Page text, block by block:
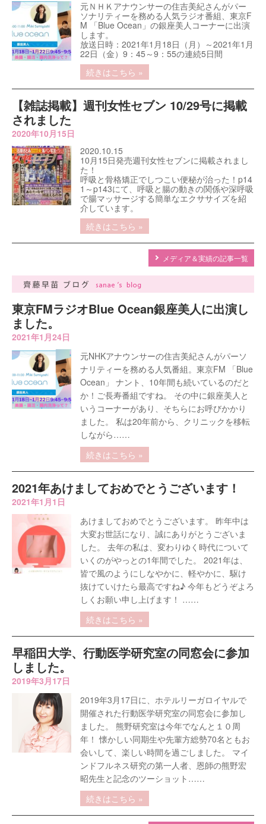
元ＮＨＫアナウンサーの住吉美紀さんがパー
ソナリティーを務める人気ラジオ番組、東京F
M 「Blue Ocean」の銀座美人コーナーに出演
します。
放送日時：2021年1月18日（月）～2021年1月
22日（金）9：45～9：55の連続5日間
続きはこちら »
【雑誌掲載】週刊女性セブン 10/29号に掲載
されました
2020年10月15日
2020.10.15
10月15日発売週刊女性セブンに掲載されまし
た！
呼吸と骨格矯正でしつこい便秘が治った！p14
1～p143にて、呼吸と腸の動きの関係や深呼吸
で腸マッサージする簡単なエクササイズを紹
介しています。
続きはこちら »
メディア＆実績の記事一覧
東京FMラジオBlue Ocean銀座美人に出演し
ました。
2021年1月24日
元NHKアナウンサーの住吉美紀さんがパーソ
ナリティーを務める人気番組。東京FM 「Blue
Ocean」 ナント、10年間も続いているのだと
か！ご長寿番組ですね。 その中に銀座美人と
いうコーナーがあり、そちらにお呼びかかり
ました。 私は20年前から、クリニックを移転
しながら……
続きはこちら »
2021年あけましておめでとうございます！
2021年1月1日
あけましておめでとうございます。 昨年中は
大変お世話になり、誠にありがとうございま
した。 去年の私は、変わりゆく時代について
いくのがやっとの1年間でした。 2021年は、
皆で風のようにしなやかに、軽やかに、駆け
抜けていけたら最高ですね♪ 今年もどうぞよろ
しくお願い申し上げます！ ……
続きはこちら »
早稲田大学、行動医学研究室の同窓会に参加
しました。
2019年3月17日
2019年3月17日に、ホテルリーガロイヤルで
開催された行動医学研究室の同窓会に参加し
ました。 熊野研究室は今年でなんと１０周
年！ 懐かしい同期生や先輩方総勢70名ともお
会いして、楽しい時間を過ごしました。 マイ
ンドフルネス研究の第一人者、恩師の熊野宏
昭先生と記念のツーショット……
続きはこちら »